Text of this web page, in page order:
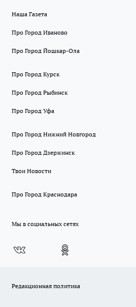
Наша Газета
Про Город Иваново
Про Город Йошкар-Ола
Про Город Курск
Про Город Рыбинск
Про Город Уфа
Про Город Нижний Новгород
Про Город Дзержинск
Твои Новости
Про Город Краснодара
Мы в социальных сетях
Редакционная политика